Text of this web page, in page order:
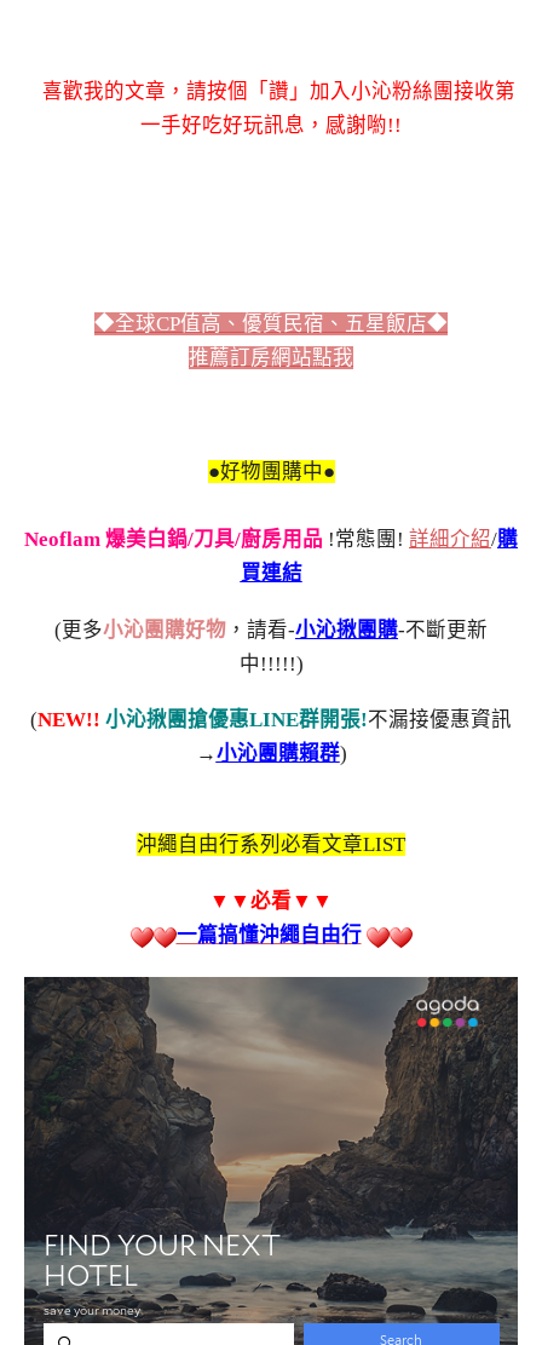
喜歡我的文章，請按個「讚」加入小沁粉絲團接收第
一手好吃好玩訊息，感謝喲!!
◆全球CP值高、優質民宿、五星飯店◆
推薦訂房網站點我
●好物團購中●
Neoflam 爆美白鍋/刀具/廚房用品 !常態團! 詳細介紹/購
買連結
(更多小沁團購好物 ，請看-小沁揪團購-不斷更新
中!!!!!)
(NEW!! 小沁揪團搶優惠LINE群開張!不漏接優惠資訊
→小沁團購賴群)
沖繩自由行系列必看文章LIST
▼▼必看▼▼
一篇搞懂沖繩自由行